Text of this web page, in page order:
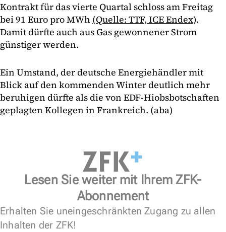
Kontrakt für das vierte Quartal schloss am Freitag
bei 91 Euro pro MWh (Quelle: TTF, ICE Endex).
Damit dürfte auch aus Gas gewonnener Strom
günstiger werden.
Ein Umstand, der deutsche Energiehändler mit
Blick auf den kommenden Winter deutlich mehr
beruhigen dürfte als die von EDF-Hiobsbotschaften
geplagten Kollegen in Frankreich. (aba)
Lesen Sie weiter mit Ihrem ZFK-
Abonnement
Erhalten Sie uneingeschränkten Zugang zu allen
Inhalten der ZFK!